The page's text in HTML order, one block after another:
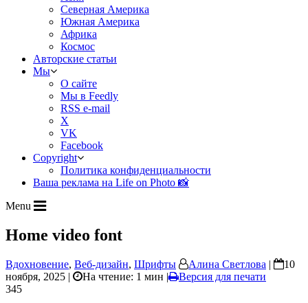
Северная Америка
Южная Америка
Африка
Космос
Авторские статьи
Мы
О сайте
Мы в Feedly
RSS e-mail
X
VK
Facebook
Copyright
Политика конфиденциальности
Ваша реклама на Life on Photo 📸
Menu
Home video font
Вдохновение, Веб-дизайн, Шрифты Алина Светлова |
10
ноября, 2025 |
На чтение: 1 мин |
Версия для печати
345